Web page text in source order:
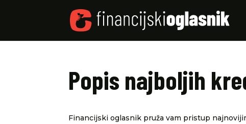
Popis najboljih
Financijski oglasnik pruža vam pristup